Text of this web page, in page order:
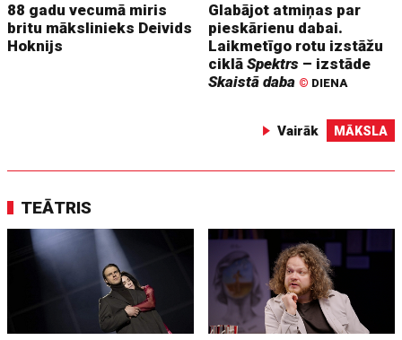
88 gadu vecumā miris
britu mākslinieks Deivids
Hoknijs
Glabājot atmiņas par
pieskārienu dabai.
Laikmetīgo rotu izstāžu
ciklāSpektrs – izstāde
Skaistā daba © DIENA
Vairāk MĀKSLA
TEĀTRIS